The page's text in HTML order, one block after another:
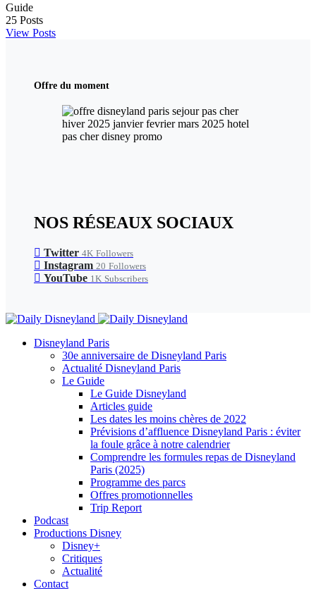
Guide
25 Posts
View Posts
Offre du moment
NOS RÉSEAUX SOCIAUX
Twitter 4K Followers
Instagram 20 Followers
YouTube 1K Subscribers
Disneyland Paris
30e anniversaire de Disneyland Paris
Actualité Disneyland Paris
Le Guide
Le Guide Disneyland
Articles guide
Les dates les moins chères de 2022
Prévisions d’affluence Disneyland Paris : éviter
la foule grâce à notre calendrier
Comprendre les formules repas de Disneyland
Paris (2025)
Programme des parcs
Offres promotionnelles
Trip Report
Podcast
Productions Disney
Disney+
Critiques
Actualité
Contact